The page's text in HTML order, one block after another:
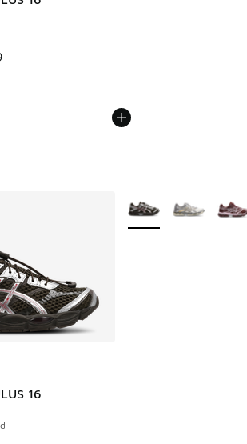
Sale. Der Preis ist von € 149,99 auf €
16
Weitere Farben